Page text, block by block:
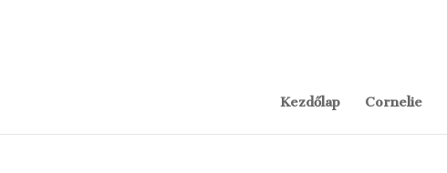
Kezdőlap Cornelie